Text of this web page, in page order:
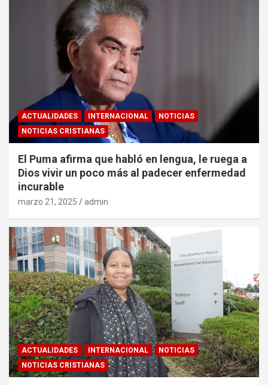
ACTUALIDADES INTERNACIONAL
NOTICIAS
NOTICIAS CRISTIANAS
El Puma afirma que habló en lengua, le ruega a
Dios vivir un poco más al padecer enfermedad
incurable
marzo 21, 2025 admin
ACTUALIDADES INTERNACIONAL
NOTICIAS
NOTICIAS CRISTIANAS